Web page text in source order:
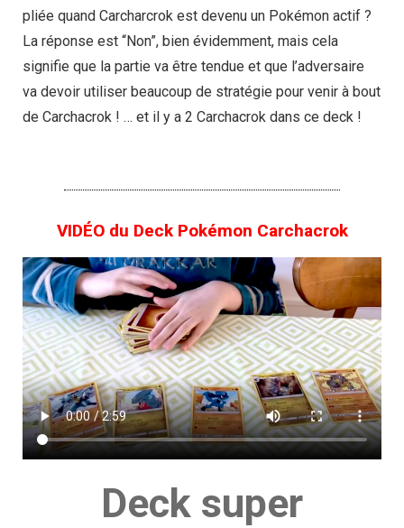
pliée quand Carcharcrok est devenu un Pokémon actif ?
La réponse est “Non”, bien évidemment, mais cela
signifie que la partie va être tendue et que l’adversaire
va devoir utiliser beaucoup de stratégie pour venir à bout
de Carchacrok ! … et il y a 2 Carchacrok dans ce deck !
VIDÉO du Deck Pokémon Carchacrok
Deck super